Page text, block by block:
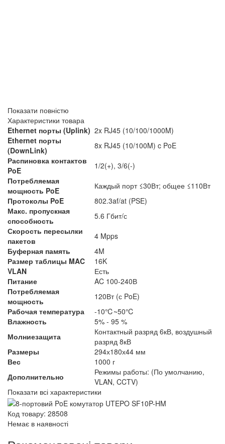
Показати повністю
Характеристики товара
Ethernet порты (Uplink) 2x RJ45 (10/100/1000M)
Ethernet порты
(DownLink)
8x RJ45 (10/100M) c PoE
Распиновка контактов
PoE
1/2(+), 3/6(-)
Потребляемая
мощность PoE
Каждый порт ≤30Вт; общее ≤110Вт
Протоколы PoE
802.3af/at (PSE)
Макс. пропускная
способность
5.6 Гбит/с
Скорость пересылки
пакетов
4 Mpps
Буферная память
4M
Размер таблицы MAC
16K
VLAN
Есть
Питание
AC 100-240В
Потребляемая
мощность
120Вт (с PoE)
Рабочая температура
-10℃~50℃
Влажность
5% - 95 %
Молниезащита
Контактный разряд 6кВ, воздушный
разряд 8кВ
Размеры
294х180х44 мм
Вес
1000 г
Дополнительно
Режимы работы: (По умолчанию,
VLAN, CCTV)
Показати всі характеристики
Код товару: 28508
Немає в наявності